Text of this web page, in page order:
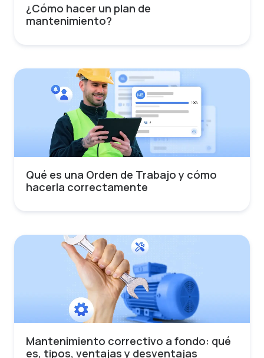
¿Cómo hacer un plan de
mantenimiento?
Qué es una Orden de Trabajo y cómo
hacerla correctamente
Mantenimiento correctivo a fondo: qué
es, tipos, ventajas y desventajas